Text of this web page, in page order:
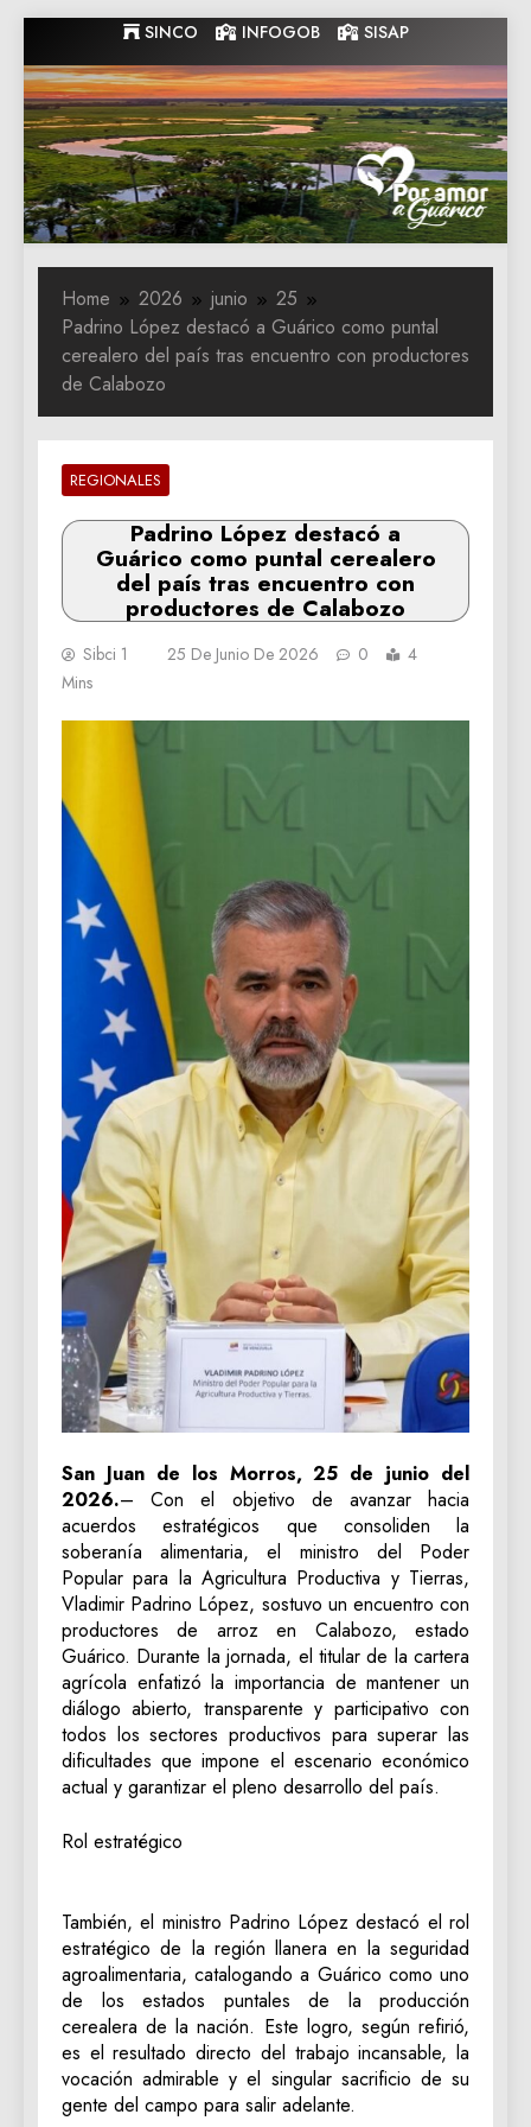
to
content
SINCO INFOGOB SISAP
Gobernacion
de Guarico
Gobernacion de Guarico
Home 2026 junio
25
Padrino López destacó a Guárico como puntal
cerealero del país tras encuentro con productores
de Calabozo
REGIONALES
Padrino López destacó a
Guárico como puntal cerealero
del país tras encuentro con
productores de Calabozo
Sibci 1 25 De Junio De 2026 0
4
Mins
San Juan de los Morros, 25 de junio del
2026.– Con el objetivo de avanzar hacia
acuerdos estratégicos que consoliden la
soberanía alimentaria, el ministro del Poder
Popular para la Agricultura Productiva y Tierras,
Vladimir Padrino López, sostuvo un encuentro con
productores de arroz en Calabozo, estado
Guárico. Durante la jornada, el titular de la cartera
agrícola enfatizó la importancia de mantener un
diálogo abierto, transparente y participativo con
todos los sectores productivos para superar las
dificultades que impone el escenario económico
actual y garantizar el pleno desarrollo del país.
Rol estratégico
También, el ministro Padrino López destacó el rol
estratégico de la región llanera en la seguridad
agroalimentaria, catalogando a Guárico como uno
de los estados puntales de la producción
cerealera de la nación. Este logro, según refirió,
es el resultado directo del trabajo incansable, la
vocación admirable y el singular sacrificio de su
gente del campo para salir adelante.